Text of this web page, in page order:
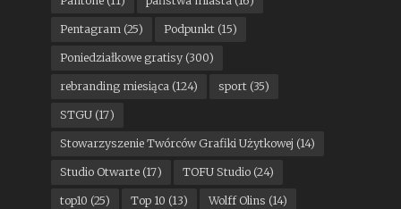
Pentagram(25) Podpunkt(15)
Poniedziałkowe gratisy(300)
rebranding miesiąca(124) sport(35)
STGU(17)
Stowarzyszenie Twórców Grafiki Użytkowej (14)
Studio Otwarte(17) TOFU Studio(24)
top10 (25) Top 10 (13) Wolff Olins (14)